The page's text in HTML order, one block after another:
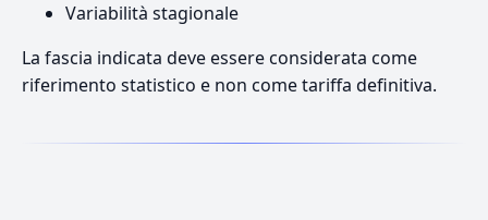
Variabilità stagionale
La fascia indicata deve essere considerata come
riferimento statistico e non come tariffa definitiva.